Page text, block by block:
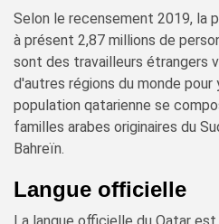
Selon le recensement 2019, la
à présent 2,87 millions de
sont des travailleurs étrangers
d'autres régions du monde pour
population qatarienne se
familles arabes originaires du
Bahreïn.
Langue officielle